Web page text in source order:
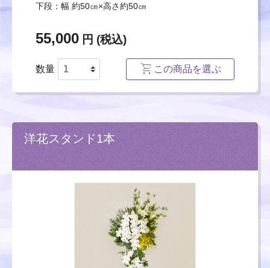
下段：幅 約50㎝×高さ約50㎝
55,000 円 (税込)
数量 この商品を選ぶ
洋花スタンド1本